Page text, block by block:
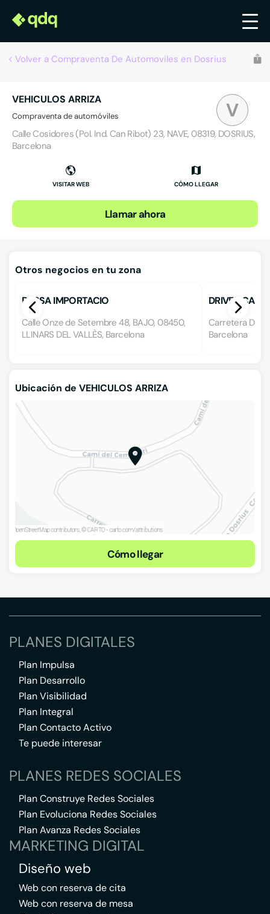
Volver a Compraventa De Automoviles en Dosrius
V
VEHICULOS ARRIZA
Compraventa de automóviles
Calle Cosidores (Pol. Ind. Can Ribot) 23, NAVE, 08319, DOSRIUS,
Barcelona
VISITAR WEB CÓMO LLEGAR
Llamar ahora
Otros negocios en tu zona
BASSA IMPORTACIO
Calle Onze de Setembre 48, BAJO, 08450,
LLINARS DEL VALLÈS, Barcelona
DRIVER CARS
Carretera
Barcelona
Ubicación de VEHICULOS ARRIZA
Cómo llegar
PLANES DIGITALES
Plan Impulsa
Plan Desarrollo
Plan Visibilidad
Plan Integral
Plan Contacto Activo
Te puede interesar
PLANES REDES SOCIALES
Plan Construye Redes Sociales
Plan Evoluciona Redes Sociales
Plan Avanza Redes Sociales
MARKETING DIGITAL
Diseño web
Web con reserva de cita
Web con reserva de mesa